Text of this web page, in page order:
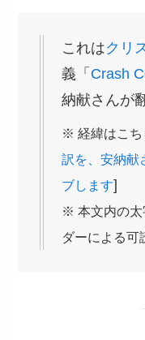
これはクリ
義「 Crash
納献さんが
※ 経緯はこち
訳を、安納献
ブします]
※ 本文内の太
ダーによる可